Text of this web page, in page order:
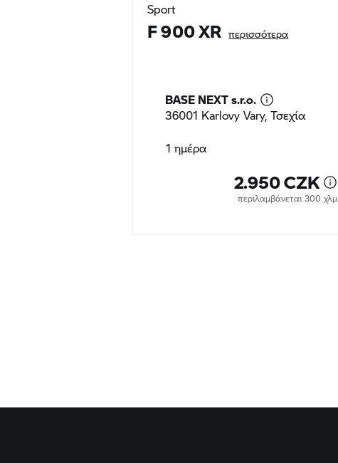
Sport
F 900 XR περισσότερα
BASE NEXT s.r.o.
36001 Karlovy Vary, Τσεχία
1 ημέρα
2.950 CZK
περιλαμβάνεται 300 χλμ